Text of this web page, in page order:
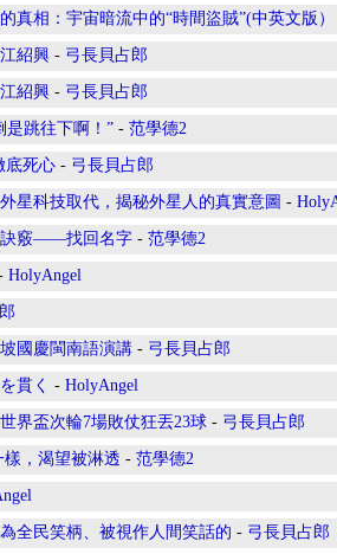
真相：宇宙暗流中的“時間盜賊”(中英文版）
紹興 - 弓長貝占郎
紹興 - 弓長貝占郎
是跳往下啊！” - 范學德2
底死心 - 弓長貝占郎
星科技取代，揭秘外星人的真實意圖 -
訣竅——找回名字 - 范學德2
HolyAngel
國慶閩南語演講 - 弓長貝占郎
貫く - HolyAngel
界盃次輪7場敗仗狂丟23球 - 弓長貝占郎
樣，渴望被淋透 - 范學德2
全民笑柄、被視作人間笑話的 - 弓長貝占郎